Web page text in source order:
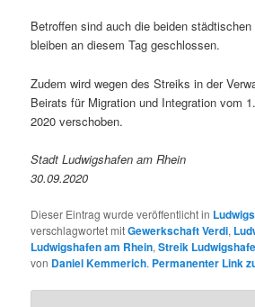
Betroffen sind auch die beiden
bleiben an diesem Tag geschlossen.
Zudem wird wegen des Streiks in der
Beirats für Migration und Integration vom
2020 verschoben.
Stadt Ludwigshafen am Rhein
30.09.2020
Dieser Eintrag wurde veröffentlicht in
verschlagwortet mitGewerkschaft Verdi,
Ludwigshafen am Rhein,Streik
von Daniel Kemmerich. Permanenter Link